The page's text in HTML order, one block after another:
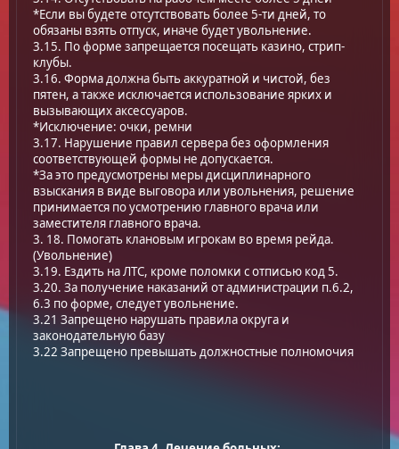
*Если вы будете отсутствовать более 5-ти дней, то
обязаны взять отпуск, иначе будет увольнение.
3.15. По форме запрещается посещать казино, стрип-
клубы.
3.16. Форма должна быть аккуратной и чистой, без
пятен, а также исключается использование ярких и
вызывающих аксессуаров.
*Исключение: очки, ремни
3.17. Нарушение правил сервера без оформления
соответствующей формы не допускается.
*За это предусмотрены меры дисциплинарного
взыскания в виде выговора или увольнения, решение
принимается по усмотрению главного врача или
заместителя главного врача.
3. 18. Помогать клановым игрокам во время рейда.
(Увольнение)
3.19. Ездить на ЛТС, кроме поломки с отписью код 5.
3.20. За получение наказаний от администрации п.6.2,
6.3 по форме, следует увольнение.
3.21 Запрещено нарушать правила округа и
законодательную базу
3.22 Запрещено превышать должностные полномочия